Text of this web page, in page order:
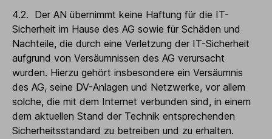
4.2. Der AN übernimmt keine Haftung für die IT-
Sicherheit im Hause des AG sowie für Schäden und
Nachteile, die durch eine Verletzung der IT-Sicherheit
aufgrund von Versäumnissen des AG verursacht
wurden. Hierzu gehört insbesondere ein Versäumnis
des AG, seine DV-Anlagen und Netzwerke, vor allem
solche, die mit dem Internet verbunden sind, in einem
dem aktuellen Stand der Technik entsprechenden
Sicherheitsstandard zu betreiben und zu erhalten.